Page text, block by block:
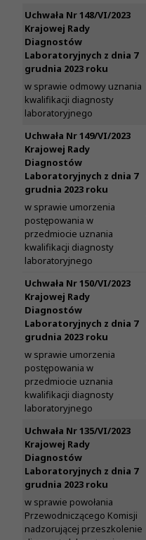
Uchwała Nr 148/VI/2023
Krajowej Rady
Diagnostów
Laboratoryjnych z dnia 7
grudnia 2023 roku
w sprawie odmowy uznania
kwalifikacji diagnosty
laboratoryjnego
Uchwała Nr 149/VI/2023
Krajowej Rady
Diagnostów
Laboratoryjnych z dnia 7
grudnia 2023 roku
w sprawie umorzenia
postępowania w
przedmiocie uznania
kwalifikacji diagnosty
laboratoryjnego
Uchwała Nr 150/VI/2023
Krajowej Rady
Diagnostów
Laboratoryjnych z dnia 7
grudnia 2023 roku
w sprawie umorzenia
postępowania w
przedmiocie uznania
kwalifikacji diagnosty
laboratoryjnego
Uchwała Nr 135/VI/2023
Krajowej Rady
Diagnostów
Laboratoryjnych z dnia 7
grudnia 2023 roku
w sprawie powołania
Przewodniczącego Komisji
nadzorującej przeszkolenie